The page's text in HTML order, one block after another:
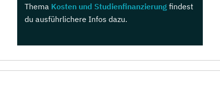
Thema Kosten und Studienfinanzierung findest
du ausführlichere Infos dazu.